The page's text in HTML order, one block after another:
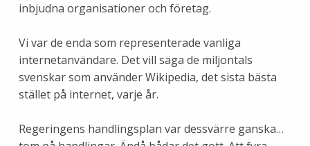
inbjudna organisationer och företag.
Vi var de enda som representerade vanliga
internetanvändare. Det vill säga de miljontals
svenskar som använder Wikipedia, det sista bästa
stället på internet, varje år.
Regeringens handlingsplan var dessvärre ganska…